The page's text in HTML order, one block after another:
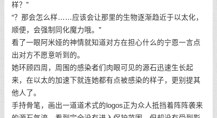
样？”
“？那会怎么样……应该会让那里的生物逐渐趋近于以太化，
顺便，会强制同化魔力哦。”
看了一眼阿米娅的神情就知道对方在担心什么的宁恩一言点
出对方不愿意听到的。
她环顾四周，周围的感染者们肉眼可见的源石迅速生长起
来，在以太的加速下就连她都有点被感染的样子，更别提其
他人了。
手持骨笔，画出一道道术式的logos正为众人抵挡着阵阵袭来